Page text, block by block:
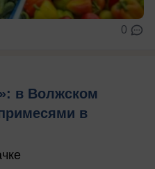
0
в Волжском
в